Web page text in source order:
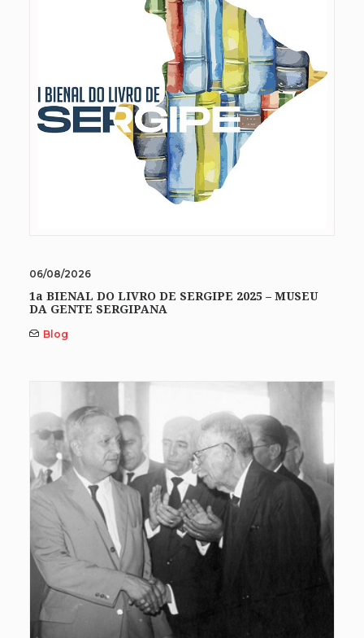
06/08/2026
1a BIENAL DO LIVRO DE SERGIPE 2025 – MUSEU
DA GENTE SERGIPANA
Blog